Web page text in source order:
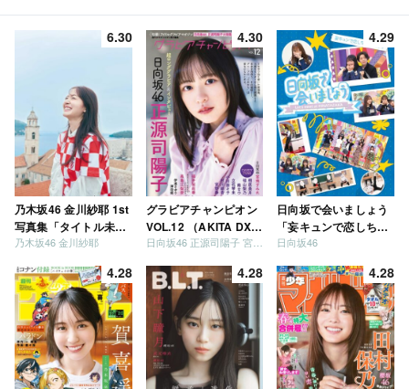
6.30
乃木坂46 金川紗耶 1st
写真集「タイトル未
定」
乃木坂46 金川紗耶
4.30
グラビアチャンピオン
VOL.12 （AKITA DXシ
リーズ）
日向坂46 正源司陽子 宮地すみれ
4.29
日向坂で会いましょう
「妄キュンで恋しちゃ
いましょう」「どっち
う」「ご褒美でロケし
ましょう」「フレンド
リーになりましょう」
「笑って卒業を祝いま
しょう」 [Blu-ray]
日向坂46
4.28 4.28 4.28